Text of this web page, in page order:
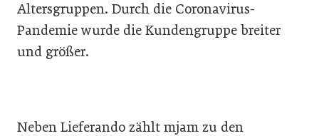
Altersgruppen. Durch die Coronavirus-
Pandemie wurde die Kundengruppe breiter
und größer.
Neben Lieferando zählt mjam zu den